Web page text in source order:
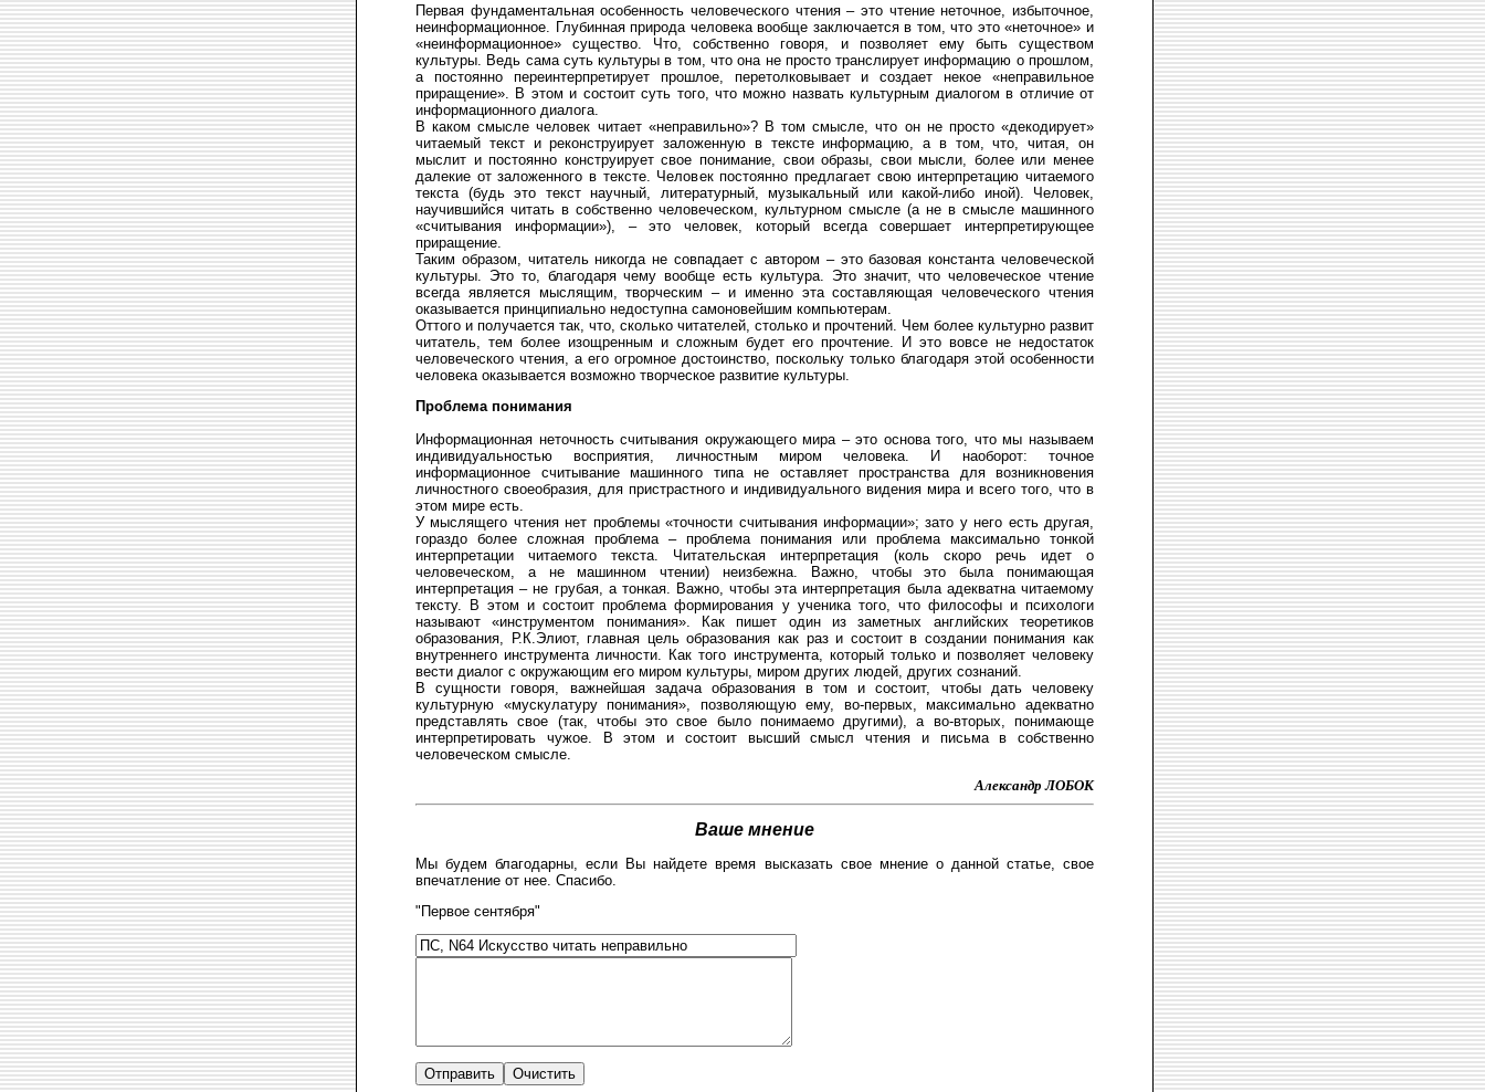
Первая фундаментальная особенность человеческого чтения – это чтение неточное, избыточное,
неинформационное. Глубинная природа человека вообще заключается в том, что это «неточное» и
«неинформационное» существо. Что, собственно говоря, и позволяет ему быть существом
культуры. Ведь сама суть культуры в том, что она не просто транслирует информацию о прошлом,
а постоянно переинтерпретирует прошлое, перетолковывает и создает некое «неправильное
приращение». В этом и состоит суть того, что можно назвать культурным диалогом в отличие от
информационного диалога.
В каком смысле человек читает «неправильно»? В том смысле, что он не просто «декодирует»
читаемый текст и реконструирует заложенную в тексте информацию, а в том, что, читая, он
мыслит и постоянно конструирует свое понимание, свои образы, свои мысли, более или менее
далекие от заложенного в тексте. Человек постоянно предлагает свою интерпретацию читаемого
текста (будь это текст научный, литературный, музыкальный или какой-либо иной). Человек,
научившийся читать в собственно человеческом, культурном смысле (а не в смысле машинного
«считывания информации»), – это человек, который всегда совершает интерпретирующее
приращение.
Таким образом, читатель никогда не совпадает с автором – это базовая константа человеческой
культуры. Это то, благодаря чему вообще есть культура. Это значит, что человеческое чтение
всегда является мыслящим, творческим – и именно эта составляющая человеческого чтения
оказывается принципиально недоступна самоновейшим компьютерам.
Оттого и получается так, что, сколько читателей, столько и прочтений. Чем более культурно развит
читатель, тем более изощренным и сложным будет его прочтение. И это вовсе не недостаток
человеческого чтения, а его огромное достоинство, поскольку только благодаря этой особенности
человека оказывается возможно творческое развитие культуры.
Проблема понимания
Информационная неточность считывания окружающего мира – это основа того, что мы называем
индивидуальностью восприятия, личностным миром человека. И наоборот: точное
информационное считывание машинного типа не оставляет пространства для возникновения
личностного своеобразия, для пристрастного и индивидуального видения мира и всего того, что в
этом мире есть.
У мыслящего чтения нет проблемы «точности считывания информации»; зато у него есть другая,
гораздо более сложная проблема – проблема понимания или проблема максимально тонкой
интерпретации читаемого текста. Читательская интерпретация (коль скоро речь идет о
человеческом, а не машинном чтении) неизбежна. Важно, чтобы это была понимающая
интерпретация – не грубая, а тонкая. Важно, чтобы эта интерпретация была адекватна читаемому
тексту. В этом и состоит проблема формирования у ученика того, что философы и психологи
называют «инструментом понимания». Как пишет один из заметных английских теоретиков
образования, Р.К.Элиот, главная цель образования как раз и состоит в создании понимания как
внутреннего инструмента личности. Как того инструмента, который только и позволяет человеку
вести диалог с окружающим его миром культуры, миром других людей, других сознаний.
В сущности говоря, важнейшая задача образования в том и состоит, чтобы дать человеку
культурную «мускулатуру понимания», позволяющую ему, во-первых, максимально адекватно
представлять свое (так, чтобы это свое было понимаемо другими), а во-вторых, понимающе
интерпретировать чужое. В этом и состоит высший смысл чтения и письма в собственно
человеческом смысле.
Александр ЛОБОК
Ваше мнение
Мы будем благодарны, если Вы найдете время высказать свое мнение о данной статье, свое
впечатление от нее. Спасибо.
"Первое сентября"